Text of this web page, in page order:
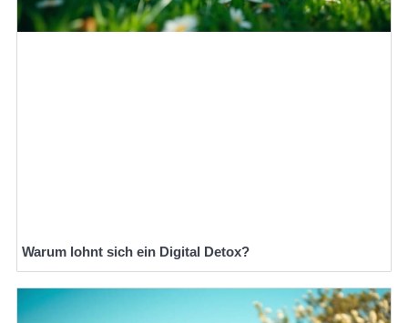
Warum lohnt sich ein Digital Detox?